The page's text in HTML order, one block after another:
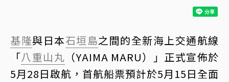
基隆與日本石垣島之間的全新海上交通航線
「八重山丸 （YAIMA MARU）」正式宣佈於
5月28日啟航，首航船票預計於5月15日全面